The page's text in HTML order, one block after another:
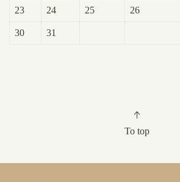
23 24 25 26
30 31
To top